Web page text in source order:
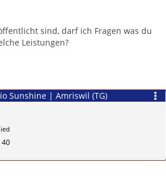
sind, darf ich Fragen was du
Leistungen?
Sunshine | Amriswil (TG)
40